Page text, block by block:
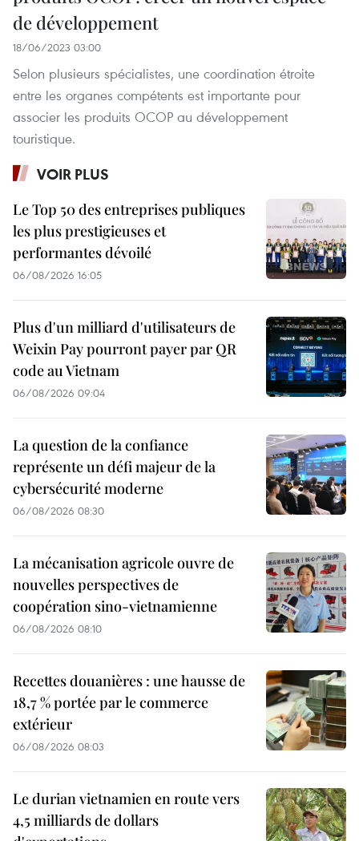
de développement
18/06/2023 03:00
Selon plusieurs spécialistes, une coordination étroite
entre les organes compétents est importante pour
associer les produits OCOP au développement
touristique.
VOIR PLUS
Le Top 50 des entreprises publiques
les plus prestigieuses et
performantes dévoilé
06/08/2026 16:05
Plus d'un milliard d'utilisateurs de
Weixin Pay pourront payer par QR
code au Vietnam
06/08/2026 09:04
La question de la confiance
représente un défi majeur de la
cybersécurité moderne
06/08/2026 08:30
La mécanisation agricole ouvre de
nouvelles perspectives de
coopération sino-vietnamienne
06/08/2026 08:10
Recettes douanières : une hausse de
18,7 % portée par le commerce
extérieur
06/08/2026 08:03
Le durian vietnamien en route vers
4,5 milliards de dollars